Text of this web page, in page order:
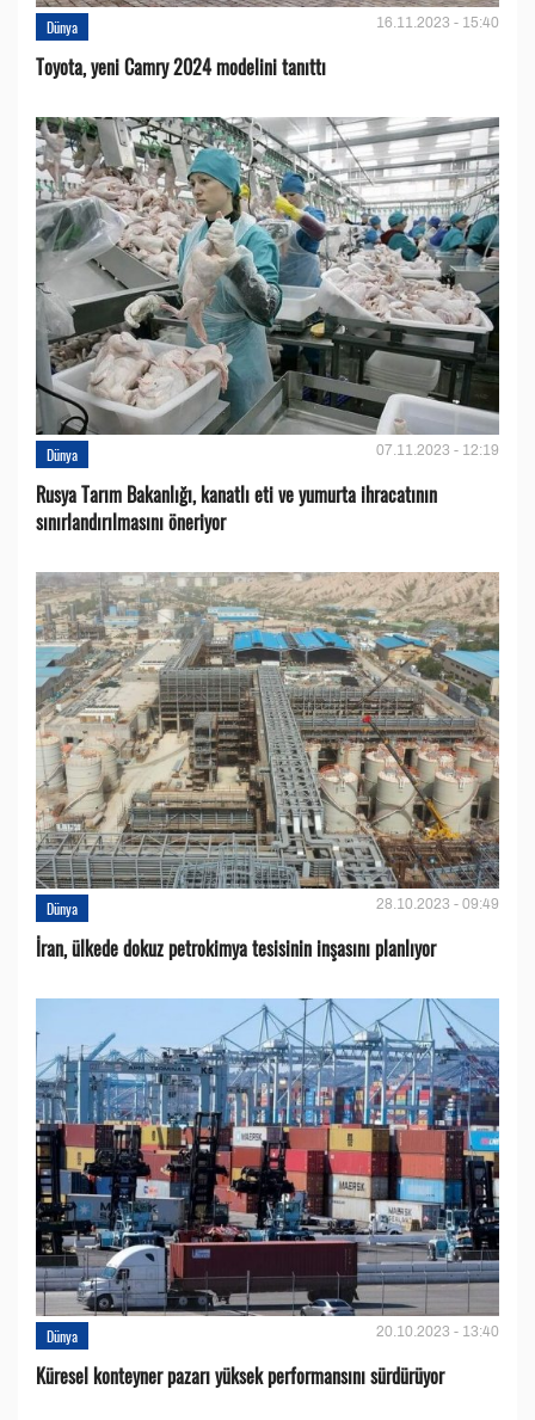
Dünya 16.11.2023 - 15:40
Toyota, yeni Camry 2024 modelini tanıttı
Dünya 07.11.2023 - 12:19
Rusya Tarım Bakanlığı, kanatlı eti ve yumurta ihracatının
sınırlandırılmasını öneriyor
Dünya 28.10.2023 - 09:49
İran, ülkede dokuz petrokimya tesisinin inşasını planlıyor
Dünya 20.10.2023 - 13:40
Küresel konteyner pazarı yüksek performansını sürdürüyor